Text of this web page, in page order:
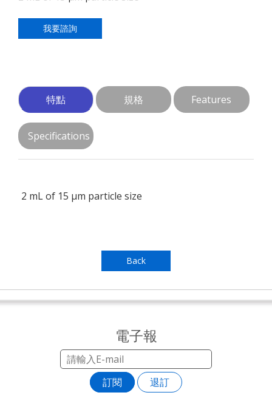
我要諮詢
特點 規格 Features
Specifications
2 mL of 15 µm particle size
Back
電子報
訂閱 退訂